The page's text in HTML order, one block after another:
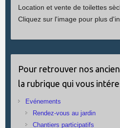
Location et vente de toilettes
Cliquez sur l'image pour plus
Pour retrouver nos
la rubrique qui vous
Evénements
Rendez-vous au jardin
Chantiers participatifs